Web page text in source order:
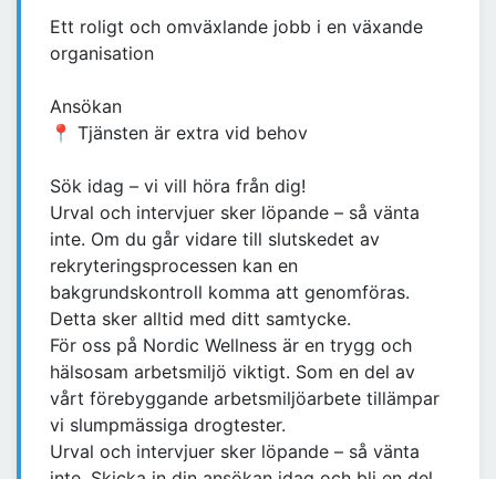
Ett roligt och omväxlande jobb i en växande
organisation
Ansökan
📍 Tjänsten är extra vid behov
Sök idag – vi vill höra från dig!
Urval och intervjuer sker löpande – så vänta
inte. Om du går vidare till slutskedet av
rekryteringsprocessen kan en
bakgrundskontroll komma att genomföras.
Detta sker alltid med ditt samtycke.
För oss på Nordic Wellness är en trygg och
hälsosam arbetsmiljö viktigt. Som en del av
vårt förebyggande arbetsmiljöarbete tillämpar
vi slumpmässiga drogtester.
Urval och intervjuer sker löpande – så vänta